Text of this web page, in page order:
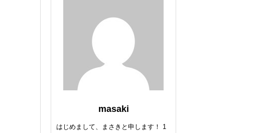
masaki
はじめまして、まさきと申します！ 1